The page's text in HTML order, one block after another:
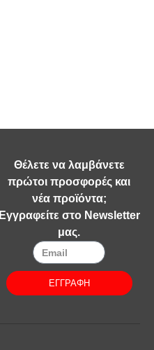
Θέλετε να λαμβάνετε
πρώτοι προσφορές και
νέα προϊόντα;
Εγγραφείτε στο Newsletter
μας.
ΕΓΓΡΑΦΗ